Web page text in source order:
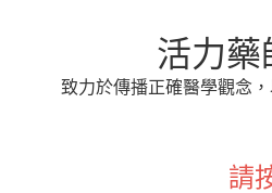
活力藥
致力於傳播正確醫學觀念
請